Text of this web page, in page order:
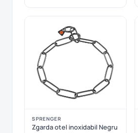
SPRENGER
Zgarda otel inoxidabil Negru